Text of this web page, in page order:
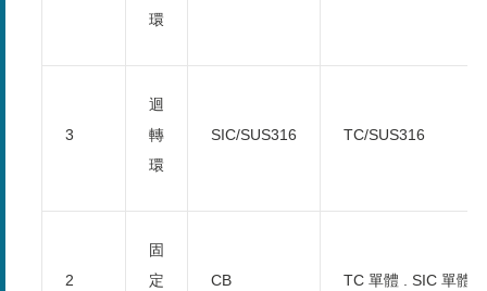
環
3
迴
轉
環
SIC/SUS316 TC/SUS316
2
固
定
CB TC 單體 . SIC 單體